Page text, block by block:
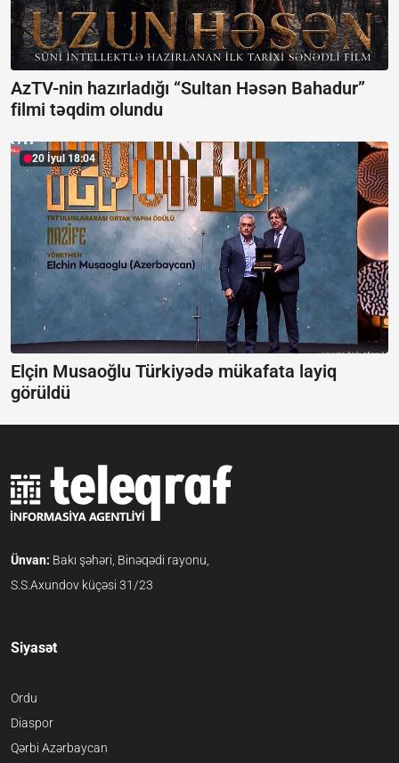
AzTV-nin hazırladığı “Sultan Həsən Bahadur”
filmi təqdim olundu
20 İyul 18:04
Elçin Musaoğlu Türkiyədə mükafata layiq
görüldü
Ünvan: Bakı şəhəri, Binəqədi rayonu,
S.S.Axundov küçəsi 31/23
Siyasət
Ordu
Diaspor
Qərbi Azərbaycan